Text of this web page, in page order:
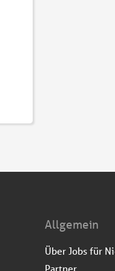
Allgemein
Über Jobs für
Partner